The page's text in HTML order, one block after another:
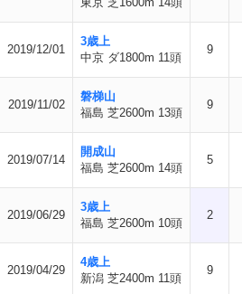
2019/12/01
3歳上
中京 ダ1800m 11頭
9
2019/11/02
磐梯山
福島 芝2600m 13頭
9
2019/07/14
開成山
福島 芝2600m 14頭
5
2019/06/29
3歳上
福島 芝2600m 10頭
2
2019/04/29
4歳上
新潟 芝2400m 11頭
9